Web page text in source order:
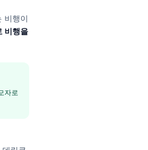
비행이
비행을
자로